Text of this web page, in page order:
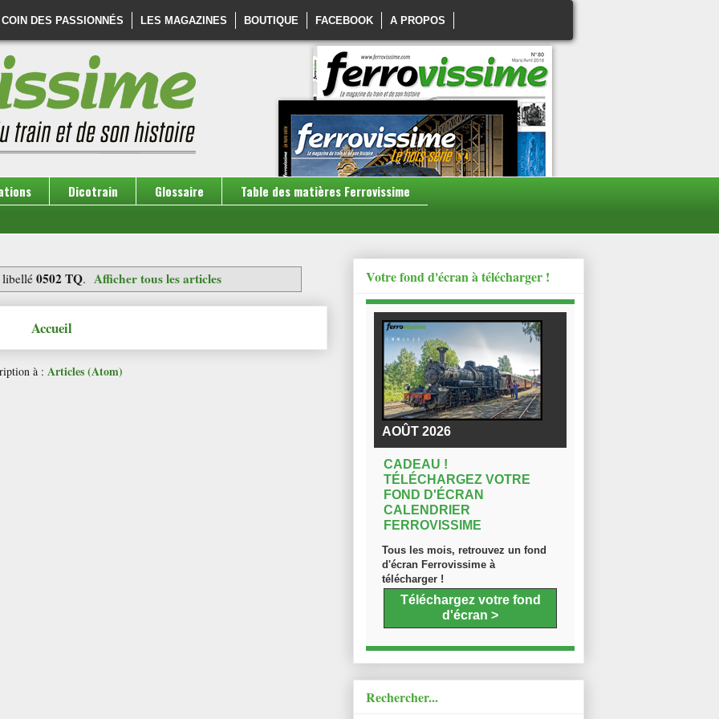
DES PASSIONNÉS LES MAGAZINES BOUTIQUE FACEBOOK A PROPOS
Dicotrain Glossaire Table des matières Ferrovissime
libellé 0502 TQ. Afficher tous les articles
Accueil
à : Articles (Atom)
Votre fond d'écran à télécharger !
AOÛT 2026
CADEAU !
TÉLÉCHARGEZ VOTRE
FOND D'ÉCRAN
CALENDRIER
FERROVISSIME
Tous les mois, retrouvez un fond
d'écran Ferrovissime à
télécharger !
Téléchargez votre fond
d'écran >
Rechercher...